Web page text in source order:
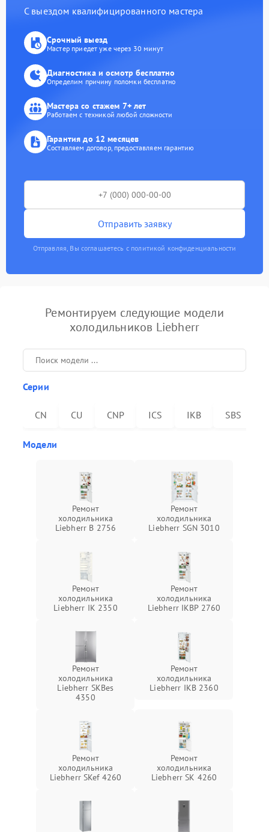
С выездом квалифицированного мастера
Срочный выезд
Мастер приедет уже через 30 минут
Диагностика и осмотр бесплатно
Определим причину поломки бесплатно
Мастера со стажем 7+ лет
Работаем с техникой любой сложности
Гарантия до 12 месяцев
Составляем договор, предоставляем гарантию
Отправить заявку
Отправляя, Вы соглашаетесь с политикой конфиденциальности
Ремонтируем следующие модели
холодильников Liebherr
Серии
CN CU CNP ICS IKB SBS
Модели
Ремонт
холодильника
Liebherr B 2756
Ремонт
холодильника
Liebherr SGN 3010
Ремонт
холодильника
Liebherr IK 2350
Ремонт
холодильника
Liebherr IKBP 2760
Ремонт
холодильника
Liebherr SKBes
4350
Ремонт
холодильника
Liebherr IKB 2360
Ремонт
холодильника
Liebherr SKef 4260
Ремонт
холодильника
Liebherr SK 4260